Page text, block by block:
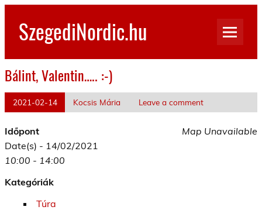
Skip
contentSzegediNordic.hu
Bálint, Valentin….. :-)
2021-02-14 Kocsis Mária Leave a comment
Map Unavailable
Időpont
Date(s) - 14/02/2021
10:00 - 14:00
Kategóriák
Túra